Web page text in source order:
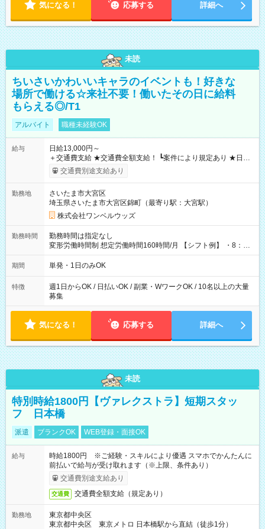
気になる！ 応募する 詳細へ
未読
ちいさいかわいいキャラのイベントも！好きな
場所で働ける☆来社不要！働いたその日に給料
もらえる◎/T1
アルバイト 職種未経験OK
給与
日給13,000円～
＋交通費支給 ★交通費全額支給！ ┗案件により規定あり ★日払
いOK！（規定あり） ┗働いたその日に現金GET♪ お仕事後はコ
ンビニATMから 日払い分を引き落とせます！ 【試用期間】試
交通費別途支給あり
勤務地
さいたま市大宮区
埼玉県さいたま市大宮区錦町（最寄り駅：大宮駅）
株式会社ワンベルウッズ
勤務時間
勤務時間は指定なし
変形労働時間制 想定労働時間160時間/月 【シフト例】 ・8：00
～21：00
期間 単発・1日のみOK
特徴
週1日からOK / 日払いOK / 副業・WワークOK / 10名以上の大量
募集
気になる！ 応募する 詳細へ
未読
特別時給1800円【ヴァレクストラ】短期スタッ
フ 日本橋
派遣 ブランクOK WEB登録・面接OK
給与
時給1800円 ※ご経験・スキルにより優遇 スマホでかんたんに
前払いで給与が受け取れます（※上限、条件あり）
交通費別途支給あり
交通費 交通費全額支給（規定あり）
勤務地
東京都中央区
東京都中央区 東京メトロ 日本橋駅から直結（徒歩1分）